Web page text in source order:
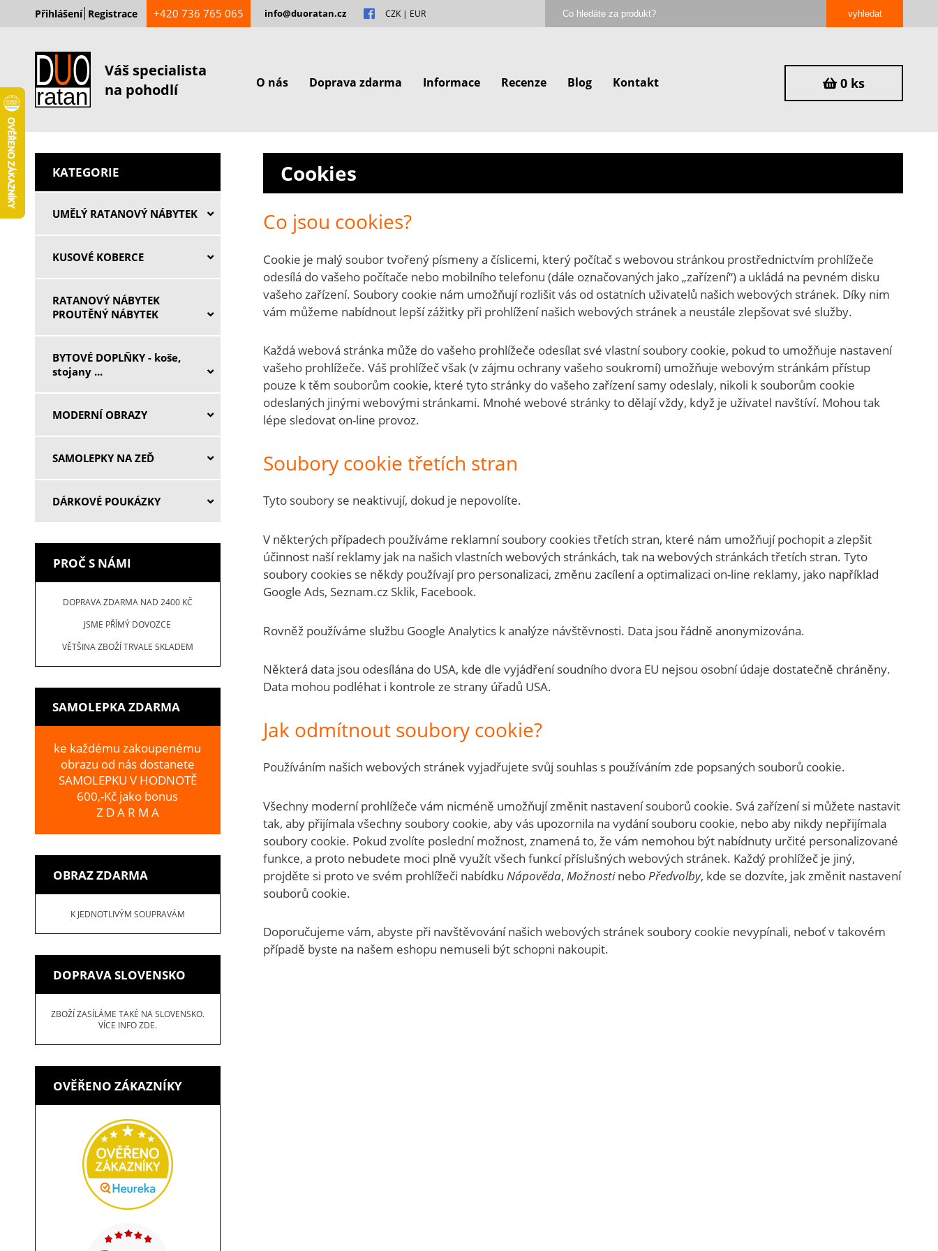
Přihlášení Registrace +420 736 765 065 info@duoratan.cz CZK | EUR
Váš specialista
na pohodlí
O nás Doprava zdarma Informace Recenze Blog Kontakt 0 ks
KATEGORIE
UMĚLÝ RATANOVÝ NÁBYTEK
KUSOVÉ KOBERCE
RATANOVÝ NÁBYTEK
PROUTĚNÝ NÁBYTEK
BYTOVÉ DOPLŇKY - koše,
stojany ...
MODERNÍ OBRAZY
SAMOLEPKY NA ZEĎ
DÁRKOVÉ POUKÁZKY
PROČ S NÁMI
DOPRAVA ZDARMA NAD 2400 KČ
JSME PŘÍMÝ DOVOZCE
VĚTŠINA ZBOŽÍ TRVALE SKLADEM
SAMOLEPKA ZDARMA
ke každému zakoupenému
obrazu od nás dostanete
SAMOLEPKU V HODNOTĚ
600,-Kč jako bonus
Z D A R M A
OBRAZ ZDARMA
K JEDNOTLIVÝM SOUPRAVÁM
DOPRAVA SLOVENSKO
ZBOŽÍ ZASÍLÁME TAKÉ NA SLOVENSKO.
VÍCE INFO ZDE.
OVĚŘENO ZÁKAZNÍKY
Cookies
Co jsou cookies?
Cookie je malý soubor tvořený písmeny a číslicemi, který počítač s webovou stránkou prostřednictvím prohlížeče
odesílá do vašeho počítače nebo mobilního telefonu (dále označovaných jako „zařízení“) a ukládá na pevném disku
vašeho zařízení. Soubory cookie nám umožňují rozlišit vás od ostatních uživatelů našich webových stránek. Díky nim
vám můžeme nabídnout lepší zážitky při prohlížení našich webových stránek a neustále zlepšovat své služby.
Každá webová stránka může do vašeho prohlížeče odesílat své vlastní soubory cookie, pokud to umožňuje nastavení
vašeho prohlížeče. Váš prohlížeč však (v zájmu ochrany vašeho soukromí) umožňuje webovým stránkám přístup
pouze k těm souborům cookie, které tyto stránky do vašeho zařízení samy odeslaly, nikoli k souborům cookie
odeslaných jinými webovými stránkami. Mnohé webové stránky to dělají vždy, když je uživatel navštíví. Mohou tak
lépe sledovat on-line provoz.
Soubory cookie třetích stran
Tyto soubory se neaktivují, dokud je nepovolíte.
V některých případech používáme reklamní soubory cookies třetích stran, které nám umožňují pochopit a zlepšit
účinnost naší reklamy jak na našich vlastních webových stránkách, tak na webových stránkách třetích stran. Tyto
soubory cookies se někdy používají pro personalizaci, změnu zacílení a optimalizaci on-line reklamy, jako například
Google Ads, Seznam.cz Sklik, Facebook.
Rovněž používáme službu Google Analytics k analýze návštěvnosti. Data jsou řádně anonymizována.
Některá data jsou odesílána do USA, kde dle vyjádření soudního dvora EU nejsou osobní údaje dostatečně chráněny.
Data mohou podléhat i kontrole ze strany úřadů USA.
Jak odmítnout soubory cookie?
Používáním našich webových stránek vyjadřujete svůj souhlas s používáním zde popsaných souborů cookie.
Všechny moderní prohlížeče vám nicméně umožňují změnit nastavení souborů cookie. Svá zařízení si můžete nastavit
tak, aby přijímala všechny soubory cookie, aby vás upozornila na vydání souboru cookie, nebo aby nikdy nepřijímala
soubory cookie. Pokud zvolíte poslední možnost, znamená to, že vám nemohou být nabídnuty určité personalizované
funkce, a proto nebudete moci plně využít všech funkcí příslušných webových stránek. Každý prohlížeč je jiný,
projděte si proto ve svém prohlížeči nabídkuNápověda,MožnostineboPředvolby, kde se dozvíte, jak změnit nastavení
souborů cookie.
Doporučujeme vám, abyste při navštěvování našich webových stránek soubory cookie nevypínali, neboť v takovém
případě byste na našem eshopu nemuseli být schopni nakoupit.